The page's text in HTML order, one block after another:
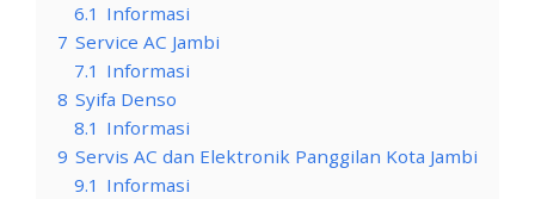
6.1 Informasi
7 Service AC Jambi
7.1 Informasi
8 Syifa Denso
8.1 Informasi
9 Servis AC dan Elektronik Panggilan Kota Jambi
9.1 Informasi